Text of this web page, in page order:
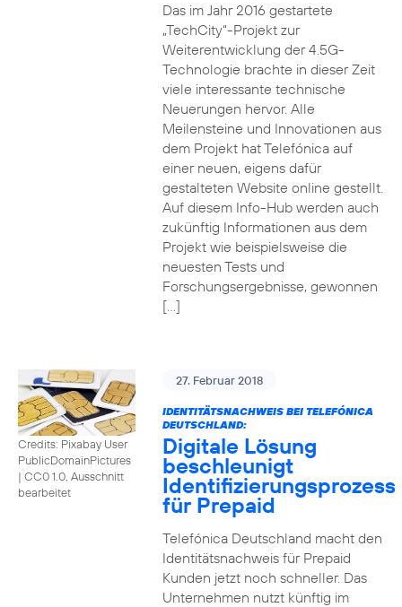
Das im Jahr 2016 gestartete
„TechCity“-Projekt zur
Weiterentwicklung der 4.5G-
Technologie brachte in dieser Zeit
viele interessante technische
Neuerungen hervor. Alle
Meilensteine und Innovationen aus
dem Projekt hat Telefónica auf
einer neuen, eigens dafür
gestalteten Website online gestellt.
Auf diesem Info-Hub werden auch
zukünftig Informationen aus dem
Projekt wie beispielsweise die
neuesten Tests und
Forschungsergebnisse, gewonnen
[…]
Credits: Pixabay User
PublicDomainPictures
| CC0 1.0, Ausschnitt
bearbeitet
27. Februar 2018
IDENTITÄTSNACHWEIS BEI TELEFÓNICA
DEUTSCHLAND:
Digitale Lösung
beschleunigt
Identifizierungsprozess
für Prepaid
Telefónica Deutschland macht den
Identitätsnachweis für Prepaid
Kunden jetzt noch schneller. Das
Unternehmen nutzt künftig im